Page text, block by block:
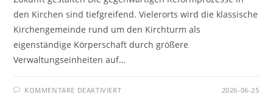
den Kirchen sind tiefgreifend. Vielerorts wird die klassische
Kirchengemeinde rund um den Kirchturm als
eigenständige Körperschaft durch größere
Verwaltungseinheiten auf…
KOMMENTARE DEAKTIVIERTFÜR 2026-06-25